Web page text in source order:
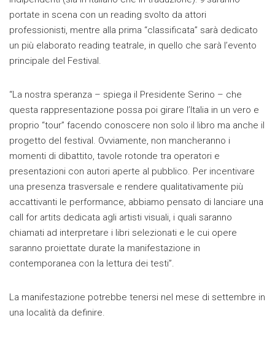
portate in scena con un reading svolto da attori
professionisti, mentre alla prima “classificata” sarà dedicato
un più elaborato reading teatrale, in quello che sarà l’evento
principale del Festival.
“La nostra speranza – spiega il Presidente Serino – che
questa rappresentazione possa poi girare l’Italia in un vero e
proprio “tour” facendo conoscere non solo il libro ma anche il
progetto del festival. Ovviamente, non mancheranno i
momenti di dibattito, tavole rotonde tra operatori e
presentazioni con autori aperte al pubblico. Per incentivare
una presenza trasversale e rendere qualitativamente più
accattivanti le performance, abbiamo pensato di lanciare una
call for artits dedicata agli artisti visuali, i quali saranno
chiamati ad interpretare i libri selezionati e le cui opere
saranno proiettate durate la manifestazione in
contemporanea con la lettura dei testi”.
La manifestazione potrebbe tenersi nel mese di settembre in
una località da definire.